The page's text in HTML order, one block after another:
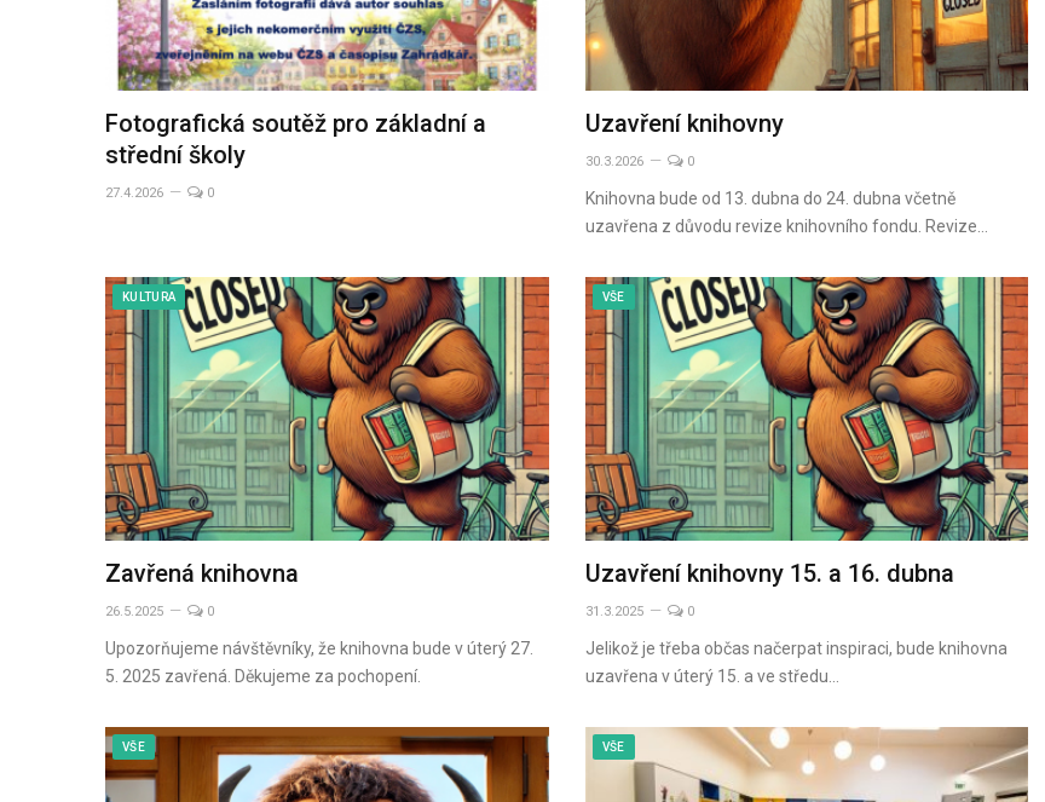
Fotografická soutěž pro základní a
střední školy
27.4.2026 0
Uzavření knihovny
30.3.2026 0
Knihovna bude od 13. dubna do 24. dubna včetně
uzavřena z důvodu revize knihovního fondu. Revize…
KULTURA
Zavřená knihovna
26.5.2025 0
Upozorňujeme návštěvníky, že knihovna bude v úterý 27.
5. 2025 zavřená. Děkujeme za pochopení.
VŠE
Uzavření knihovny 15. a 16. dubna
31.3.2025 0
Jelikož je třeba občas načerpat inspiraci, bude knihovna
uzavřena v úterý 15. a ve středu…
VŠE VŠE